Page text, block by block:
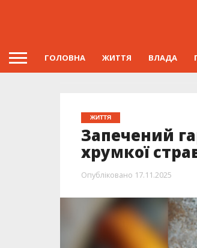
ГОЛОВНА ЖИТТЯ ВЛАДА
ЖИТТЯ
Запечений
хрумкої
Опубліковано 17.11.2025